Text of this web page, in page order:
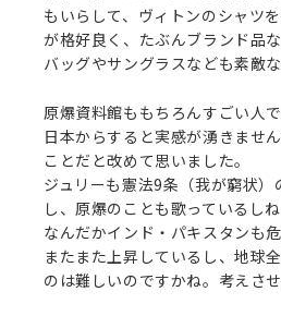
もいらして、ヴィトンのシャツ
が格好良く、たぶんブランド品
バッグやサングラスなども素敵
原爆資料館ももちろんすごい人
日本からすると実感が湧きませ
ことだと改めて思いました。
ジュリーも憲法9条（我が窮状）
し、原爆のことも歌っているしね
なんだかインド・パキスタンも
またまた上昇しているし、地球
のは難しいのですかね。考えさせ